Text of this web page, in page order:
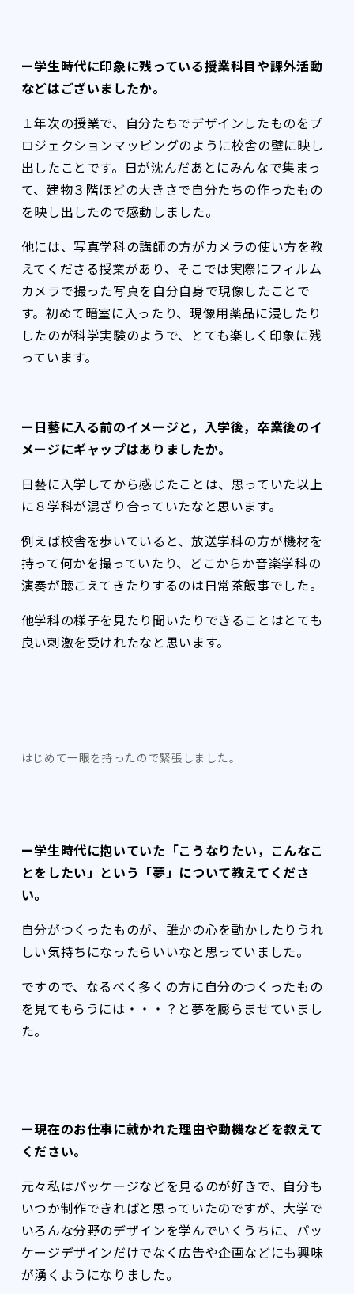
ー学生時代に印象に残っている授業科目や課外活動
などはございましたか。
１年次の授業で、自分たちでデザインしたものをプ
ロジェクションマッピングのように校舎の壁に映し
出したことです。日が沈んだあとにみんなで集まっ
て、建物３階ほどの大きさで自分たちの作ったもの
を映し出したので感動しました。
他には、写真学科の講師の方がカメラの使い方を教
えてくださる授業があり、そこでは実際にフィルム
カメラで撮った写真を自分自身で現像したことで
す。初めて暗室に入ったり、現像用薬品に浸したり
したのが科学実験のようで、とても楽しく印象に残
っています。
ー日藝に入る前のイメージと，入学後，卒業後のイ
メージにギャップはありましたか。
日藝に入学してから感じたことは、思っていた以上
に８学科が混ざり合っていたなと思います。
例えば校舎を歩いていると、放送学科の方が機材を
持って何かを撮っていたり、どこからか音楽学科の
演奏が聴こえてきたりするのは日常茶飯事でした。
他学科の様子を見たり聞いたりできることはとても
良い刺激を受けれたなと思います。
はじめて一眼を持ったので緊張しました。
ー学生時代に抱いていた「こうなりたい，こんなこ
とをしたい」という「夢」について教えてくださ
い。
自分がつくったものが、誰かの心を動かしたりうれ
しい気持ちになったらいいなと思っていました。
ですので、なるべく多くの方に自分のつくったもの
を見てもらうには・・・？と夢を膨らませていまし
た。
ー現在のお仕事に就かれた理由や動機などを教えて
ください。
元々私はパッケージなどを見るのが好きで、自分も
いつか制作できればと思っていたのですが、大学で
いろんな分野のデザインを学んでいくうちに、パッ
ケージデザインだけでなく広告や企画などにも興味
が湧くようになりました。